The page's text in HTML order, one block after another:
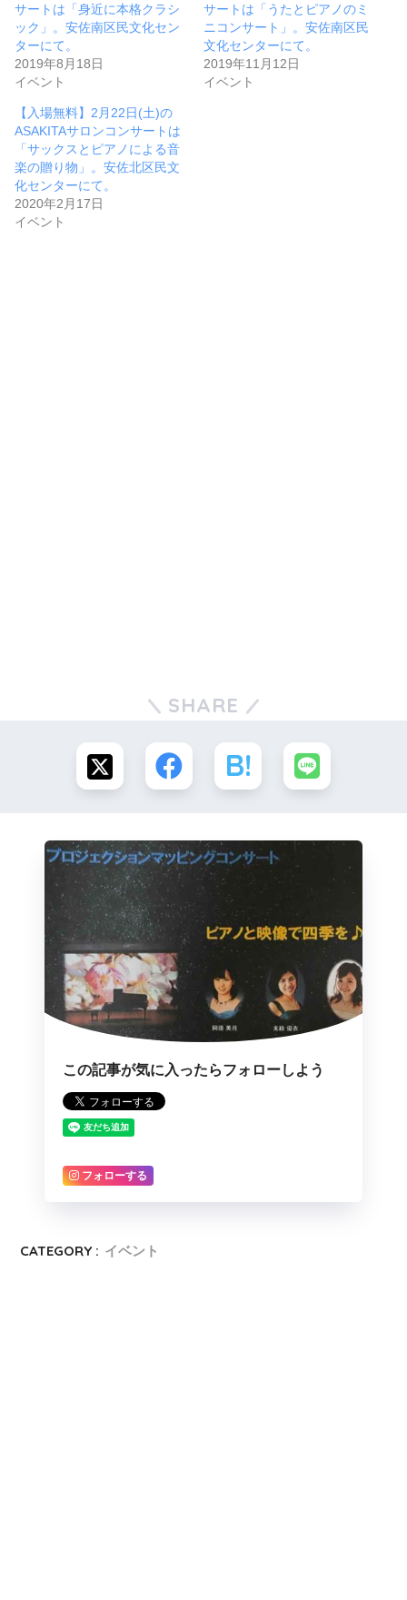
サートは「身近に本格クラシ
ック」。安佐南区民文化セン
ターにて。
2019年8月18日
イベント
サートは「うたとピアノのミ
ニコンサート」。安佐南区民
文化センターにて。
2019年11月12日
イベント
【入場無料】2月22日(土)の
ASAKITAサロンコンサートは
「サックスとピアノによる音
楽の贈り物」。安佐北区民文
化センターにて。
2020年2月17日
イベント
SHARE
この記事が気に入ったらフォローしよう
フォローする
CATEGORY : イベント